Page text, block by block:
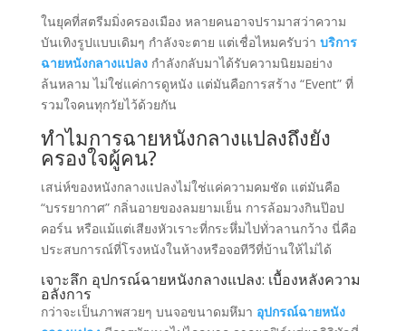
ในยุคที่สตรีมมิ่งครองเมือง หลายคนอาจปรามาสว่าความ
บันเทิงรูปแบบเดิมๆ กำลังจะตาย แต่เชื่อไหมครับว่า บริการ
ฉายหนังกลางแปลง กำลังกลับมาได้รับความนิยมอย่าง
ล้นหลาม ไม่ใช่แค่การดูหนัง แต่มันคือการสร้าง “Event” ที่
รวมใจคนทุกวัยไว้ด้วยกัน
ทำไมการฉายหนังกลางแปลงถึงยัง
ครองใจผู้คน?
เสน่ห์ของหนังกลางแปลงไม่ใช่แค่ความคมชัด แต่มันคือ
“บรรยากาศ” กลิ่นอายของลมยามเย็น การล้อมวงกินป๊อป
คอร์น หรือแม้แต่เสียงหัวเราะที่กระหึ่มไปทั่วลานกว้าง นี่คือ
ประสบการณ์ที่โรงหนังในห้างหรือจอทีวีที่บ้านให้ไม่ได้
เจาะลึก อุปกรณ์ฉายหนังกลางแปลง: เบื้องหลังความ
อลังการ
กว่าจะเป็นภาพสวยๆ บนจอขนาดมหึมา อุปกรณ์ฉายหนัง